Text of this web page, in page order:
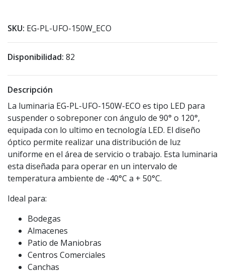
SKU: EG-PL-UFO-150W_ECO
Disponibilidad: 82
Descripción
La luminaria EG-PL-UFO-150W-ECO es tipo LED para
suspender o sobreponer con ángulo de 90° o 120°,
equipada con lo ultimo en tecnología LED. El diseño
óptico permite realizar una distribución de luz
uniforme en el área de servicio o trabajo. Esta luminaria
esta diseñada para operar en un intervalo de
temperatura ambiente de -40°C a + 50°C.
Ideal para:
Bodegas
Almacenes
Patio de Maniobras
Centros Comerciales
Canchas